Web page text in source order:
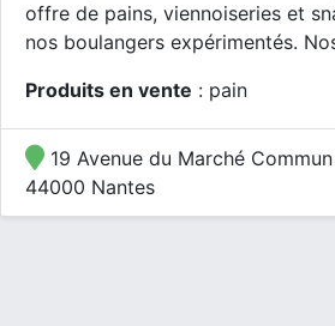
offre de pains, viennoiseries et
nos boulangers expérimentés.
Produits en vente : pain
19 Avenue du Marché
44000 Nantes